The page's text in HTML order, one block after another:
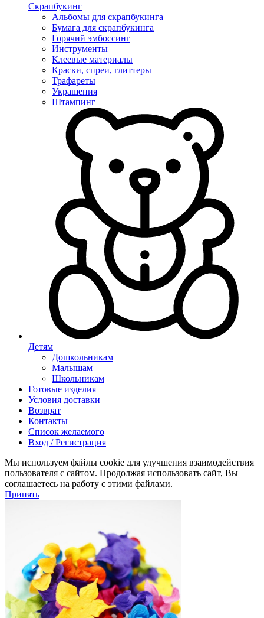
Скрапбукинг
Альбомы для скрапбукинга
Бумага для скрапбукинга
Горячий эмбоссинг
Инструменты
Клеевые материалы
Краски, спреи, глиттеры
Трафареты
Украшения
Штампинг
Детям
Дошкольникам
Малышам
Школьникам
Готовые изделия
Условия доставки
Возврат
Контакты
Список желаемого
Вход / Регистрация
Мы используем файлы cookie для улучшения взаимодействия
пользователя с сайтом. Продолжая использовать сайт, Вы
соглашаетесь на работу с этими файлами.
Принять